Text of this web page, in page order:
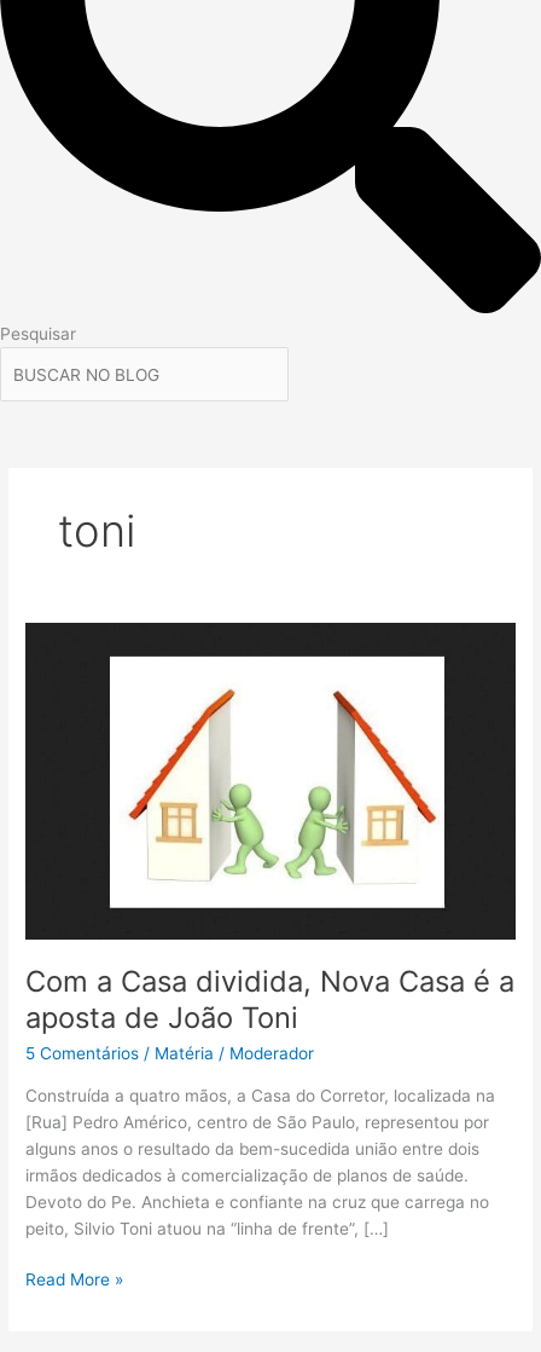
Pesquisar
toni
Com a Casa dividida, Nova Casa é a
aposta de João Toni
5 Comentários / Matéria / Moderador
Construída a quatro mãos, a Casa do Corretor, localizada na
[Rua] Pedro Américo, centro de São Paulo, representou por
alguns anos o resultado da bem-sucedida união entre dois
irmãos dedicados à comercialização de planos de saúde.
Devoto do Pe. Anchieta e confiante na cruz que carrega no
peito, Silvio Toni atuou na “linha de frente”, […]
Read More »